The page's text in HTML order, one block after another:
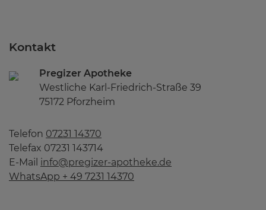
Kontakt
Pregizer Apotheke
Westliche Karl-Friedrich-Straße 39
75172 Pforzheim
Telefon 07231 14370
Telefax 07231 143714
E-Mail info@pregizer-apotheke.de
WhatsApp + 49 7231 14370